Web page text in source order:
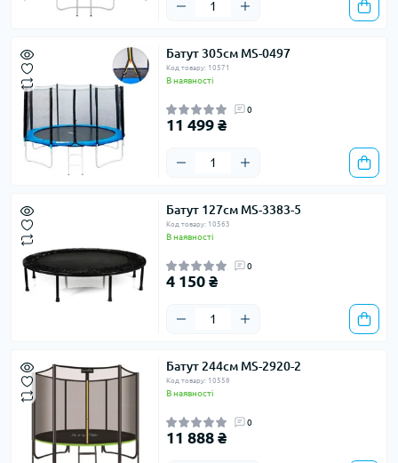
Батут 305см MS-0497
Код товару: 10571
В наявності
0
11 499 ₴
Батут 127см MS-3383-5
Код товару: 10563
В наявності
0
4 150 ₴
Батут 244см MS-2920-2
Код товару: 10558
В наявності
0
11 888 ₴